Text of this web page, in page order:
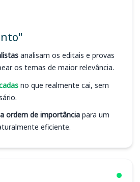
analisam os editais e provas
os temas de maior relevância.
no que realmente cai, sem
ordem de importância para um
eficiente.